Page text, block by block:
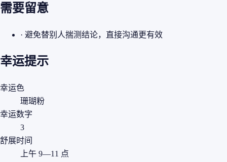
需要留意
· 避免替别人揣测结论，直接沟通更有效
幸运提示
幸运色
珊瑚粉
幸运数字
3
舒展时间
上午 9—11 点